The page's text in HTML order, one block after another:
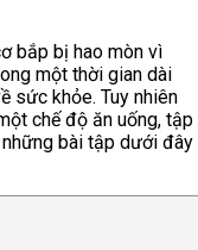
bắp bị hao mòn vì
một thời gian dài
sức khỏe. Tuy nhiên
chế độ ăn uống, tập
bài tập dưới đây